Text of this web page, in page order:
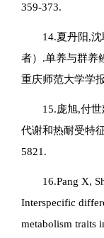
359-373.
14.夏丹阳,
者）.单养与群养
重庆师范大学学
15.庞旭,付
代谢和热耐受特
5821.
16.Pang X,
Interspecific
metabolism traits